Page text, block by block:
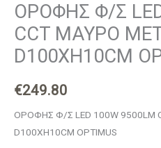
ΟΡΟΦΗΣ Φ/Σ
CCT ΜΑΥΡΟ
D100XH10CM
€249.80
ΟΡΟΦΗΣ Φ/Σ LED 100W
D100XH10CM OPTIMUS